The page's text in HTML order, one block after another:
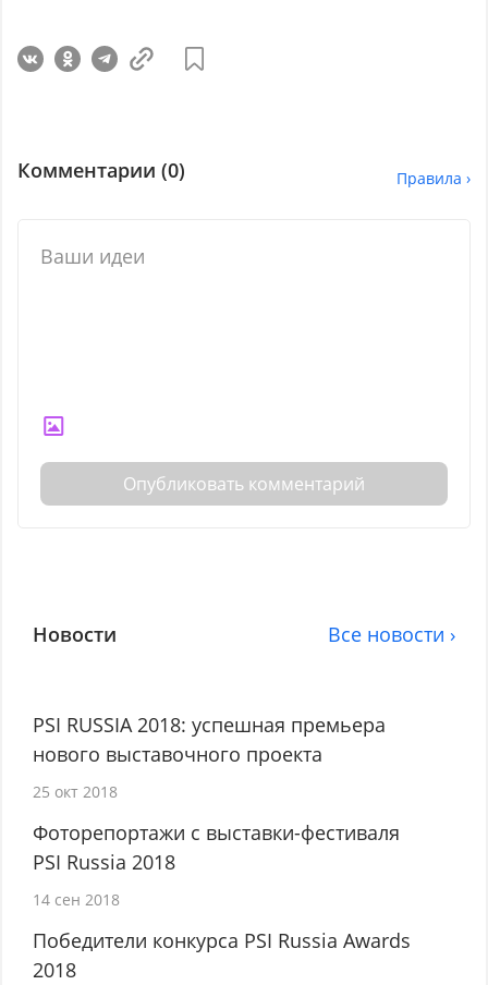
Комментарии (0) Правила ›
Опубликовать комментарий
Новости Все новости ›
PSI RUSSIA 2018: успешная премьера
нового выставочного проекта
25 окт 2018
Фоторепортажи с выставки-фестиваля
PSI Russia 2018
14 сен 2018
Победители конкурса PSI Russia Awards
2018